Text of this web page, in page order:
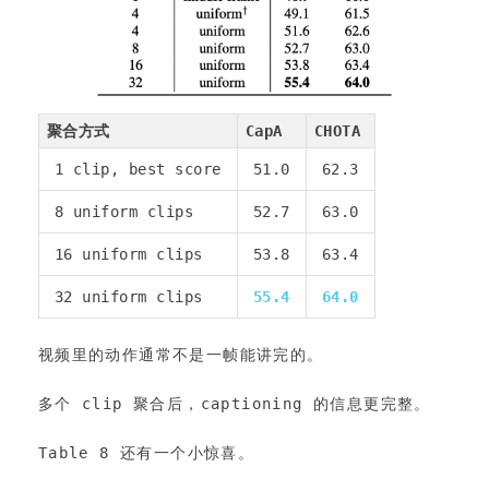
聚合方式 CapA CHOTA
1 clip, best score 51.0 62.3
8 uniform clips 52.7 63.0
16 uniform clips 53.8 63.4
32 uniform clips 55.4 64.0
视频里的动作通常不是一帧能讲完的。
多个 clip 聚合后，captioning 的信息更完整。
Table 8 还有一个小惊喜。